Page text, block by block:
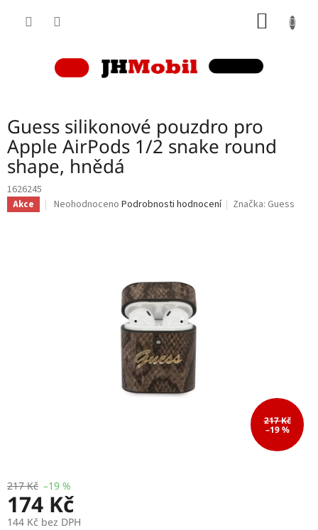
Guess silikonové pouzdro pro
Apple AirPods 1/2 snake round
shape, hnědá
1626245
Akce
Průměrné
Neohodnoceno Podrobnosti hodnocení Značka: Guess
217 Kč
–19 %
217 Kč –19 %
174 Kč
144 Kč bez DPH